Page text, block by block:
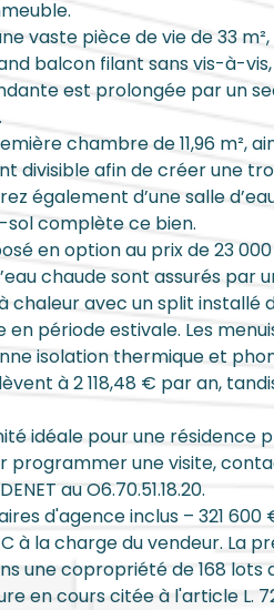
vaste pièce de vie de 33
balcon filant sans vis-à-
est prolongée par un
chambre de 11,96 m²,
divisible afin de créer une
également d’une salle
sol complète ce bien.
en option au prix de 23
chaude sont assurés par
chaleur avec un split installé
période estivale. Les
isolation thermique et
à 2 118,48 € par an,
idéale pour une résidence
programmer une visite,
au O6.70.51.18.20.
d'agence inclus – 321
à la charge du vendeur. La
une copropriété de 168 lots
en cours citée à l'article L.